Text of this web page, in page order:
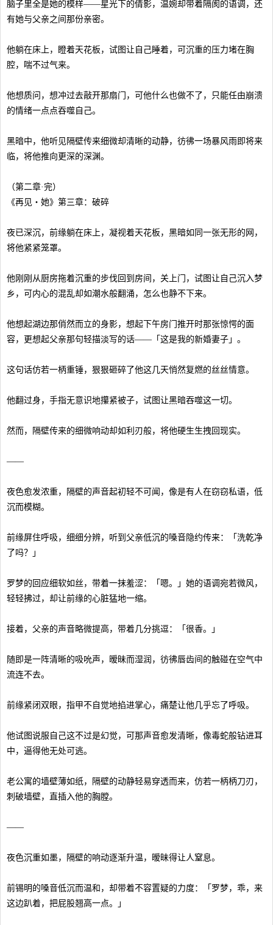
脑子里全是她的模样——星光下的倩影，温婉却带着隔阂的语调，还
有她与父亲之间那份亲密。
他躺在床上，瞪着天花板，试图让自己睡着，可沉重的压力堵在胸
腔，喘不过气来。
他想质问，想冲过去敲开那扇门，可他什么也做不了，只能任由崩溃
的情绪一点点吞噬自己。
黑暗中，他听见隔壁传来细微却清晰的动静，彷彿一场暴风雨即将来
临，将他推向更深的深渊。
（第二章·完）
《再见・她》第三章：破碎
夜已深沉，前缘躺在床上，凝视着天花板，黑暗如同一张无形的网，
将他紧紧笼罩。
他刚刚从厨房拖着沉重的步伐回到房间，关上门，试图让自己沉入梦
乡，可内心的混乱却如潮水般翻涌，怎么也静不下来。
他想起湖边那俏然而立的身影，想起下午房门推开时那张惊愕的面
容，更想起父亲那句轻描淡写的话——「这是我的新婚妻子」。
这句话仿若一柄重锤，狠狠砸碎了他这几天悄然复燃的丝丝情意。
他翻过身，手指无意识地攥紧被子，试图让黑暗吞噬这一切。
然而，隔壁传来的细微响动却如利刃般，将他硬生生拽回现实。
——
夜色愈发浓重，隔壁的声音起初轻不可闻，像是有人在窃窃私语，低
沉而模糊。
前缘屏住呼吸，细细分辨，听到父亲低沉的嗓音隐约传来：「洗乾净
了吗？」
罗梦的回应细软如丝，带着一抹羞涩：「嗯。」她的语调宛若微风，
轻轻拂过，却让前缘的心脏猛地一缩。
接着，父亲的声音略微提高，带着几分挑逗：「很香。」
随即是一阵清晰的吸吮声，暧昧而湿润，彷彿唇齿间的触碰在空气中
流连不去。
前缘紧闭双眼，指甲不自觉地掐进掌心，痛楚让他几乎忘了呼吸。
他试图说服自己这不过是幻觉，可那声音愈发清晰，像毒蛇般钻进耳
中，逼得他无处可逃。
老公寓的墙壁薄如纸，隔壁的动静轻易穿透而来，仿若一柄柄刀刃，
刺破墙壁，直插入他的胸膛。
——
夜色沉重如墨，隔壁的响动逐渐升温，暧昧得让人窒息。
前锡明的嗓音低沉而温和，却带着不容置疑的力度：「罗梦，乖，来
这边趴着，把屁股翘高一点。」